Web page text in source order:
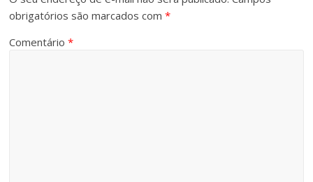
obrigatórios são marcados com*
Comentário*